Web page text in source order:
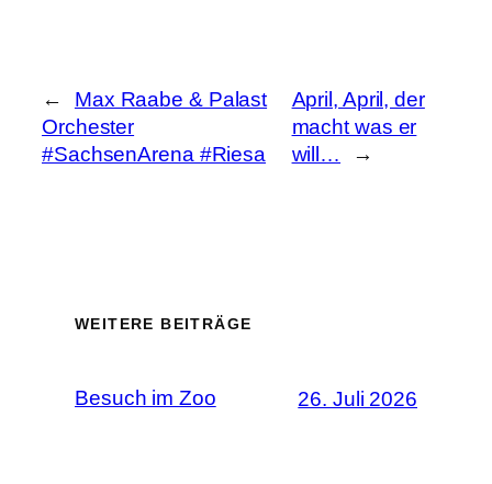
←
Max Raabe & Palast
Orchester
#SachsenArena #Riesa
April, April, der
macht was er
will…
→
WEITERE BEITRÄGE
Besuch im Zoo 26. Juli 2026